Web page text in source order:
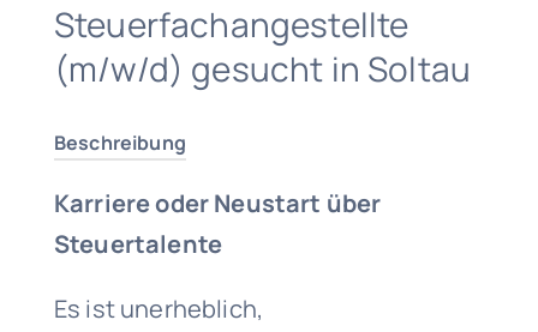
Steuerfachangestellte
(m/w/d) gesucht in Soltau
Beschreibung
Karriere oder Neustart über
Steuertalente
Es ist unerheblich,